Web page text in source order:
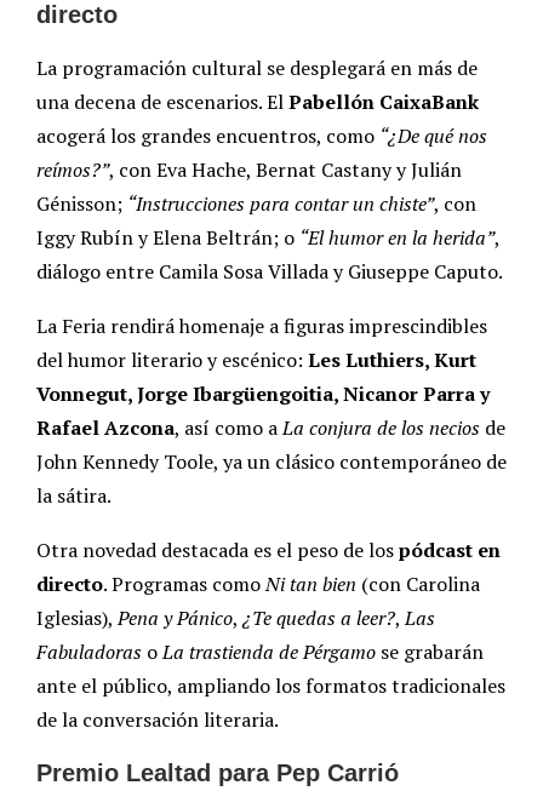
directo
La programación cultural se desplegará en más de
una decena de escenarios. ElPabellón CaixaBank
acogerá los grandes encuentros, como “¿De qué nos
reímos?”, con Eva Hache, Bernat Castany y Julián
Génisson; “Instrucciones para contar un chiste”, con
Iggy Rubín y Elena Beltrán; o “El humor en la herida”,
diálogo entre Camila Sosa Villada y Giuseppe Caputo.
La Feria rendirá homenaje a figuras imprescindibles
del humor literario y escénico: Les Luthiers, Kurt
Vonnegut, Jorge Ibargüengoitia, Nicanor Parra y
Rafael Azcona, así como aLa conjura de los necios de
John Kennedy Toole, ya un clásico contemporáneo de
la sátira.
Otra novedad destacada es el peso de lospódcast en
directo. Programas comoNi tan bien (con Carolina
Iglesias),Pena y Pánico, ¿Te quedas a leer?,Las
Fabuladoras oLa trastienda de Pérgamo se grabarán
ante el público, ampliando los formatos tradicionales
de la conversación literaria.
Premio Lealtad para Pep Carrió